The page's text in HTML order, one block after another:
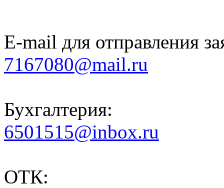
E-mail для отправления
7167080@mail.ru
Бухгалтерия:
6501515@inbox.ru
ОТК: